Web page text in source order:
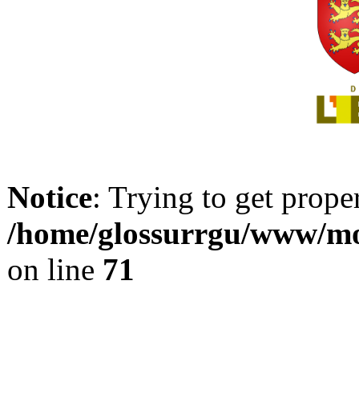
Notice: Trying to get
/home/glossurrgu/www/
on line 71